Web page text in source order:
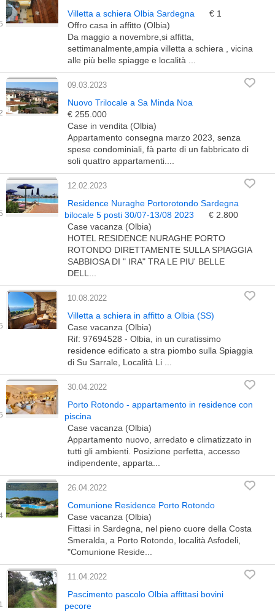
Villetta a schiera Olbia Sardegna
€ 1
Offro casa in affitto (Olbia)
Da maggio a novembre,si affitta,
settimanalmente,ampia villetta a schiera , vicina
alle più belle spiagge e località ...
09.03.2023
Nuovo Trilocale a Sa Minda Noa
€ 255.000
Case in vendita (Olbia)
Appartamento consegna marzo 2023, senza
spese condominiali, fà parte di un fabbricato di
soli quattro appartamenti....
12.02.2023
Residence Nuraghe Portorotondo Sardegna
bilocale 5 posti 30/07-13/08 2023
€ 2.800
Case vacanza (Olbia)
HOTEL RESIDENCE NURAGHE PORTO
ROTONDO DIRETTAMENTE SULLA SPIAGGIA
SABBIOSA DI " IRA" TRA LE PIU' BELLE
DELL...
10.08.2022
Villetta a schiera in affitto a Olbia (SS)
Case vacanza (Olbia)
Rif: 97694528 - Olbia, in un curatissimo
residence edificato a stra piombo sulla Spiaggia
di Su Sarrale, Località Li ...
30.04.2022
Porto Rotondo - appartamento in residence con
piscina
Case vacanza (Olbia)
Appartamento nuovo, arredato e climatizzato in
tutti gli ambienti. Posizione perfetta, accesso
indipendente, apparta...
26.04.2022
Comunione Residence Porto Rotondo
Case vacanza (Olbia)
Fittasi in Sardegna, nel pieno cuore della Costa
Smeralda, a Porto Rotondo, località Asfodeli,
"Comunione Reside...
11.04.2022
Pascimento pascolo Olbia affittasi bovini
pecore